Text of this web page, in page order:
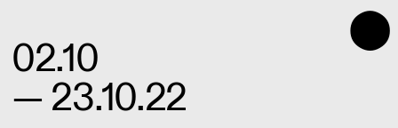
⬤
02.10
— 23.10.22